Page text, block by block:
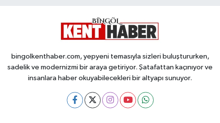
bingolkenthaber.com, yepyeni temasıyla sizleri buluştururken,
sadelik ve modernizmi bir araya getiriyor. Şatafattan kaçınıyor ve
insanlara haber okuyabilecekleri bir altyapı sunuyor.